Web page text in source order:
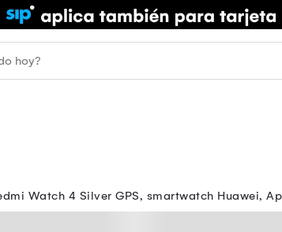
Watch 4 Silver GPS, smartwatch Huawei,